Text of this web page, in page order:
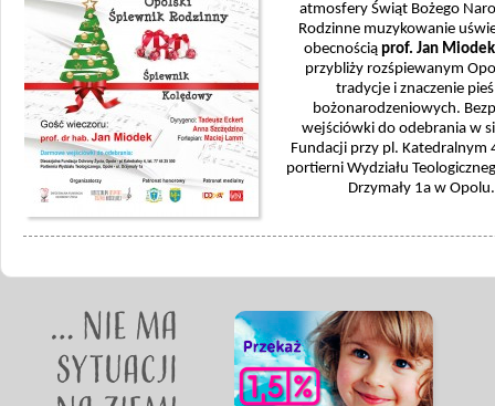
atmosfery Świąt Bożego
Rodzinne muzykowanie
obecnościąprof. Jan Miodek
przybliży rozśpiewanym
tradycje i znaczenie
bożonarodzeniowych.
wejściówki do odebrania w
Fundacji przy pl. Katedralnym
portierni Wydziału
Drzymały 1a w Opolu.